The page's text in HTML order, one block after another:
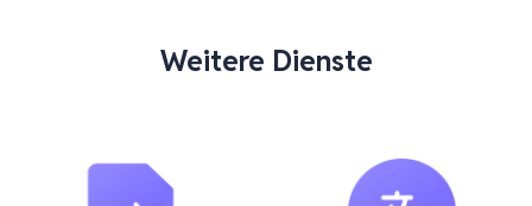
Weitere Dienste